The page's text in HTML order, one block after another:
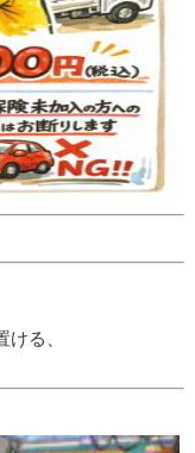
る、